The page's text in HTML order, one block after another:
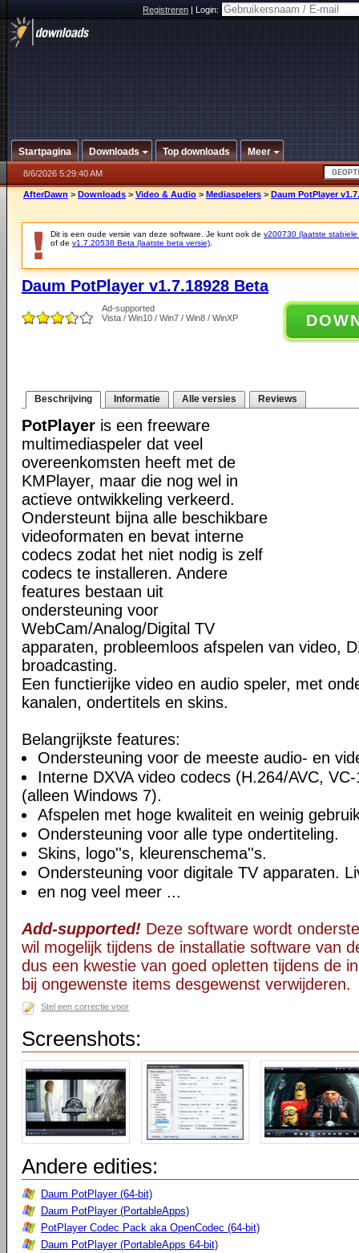
Registreren|Login:
Startpagina Downloads Top downloads Meer
8/6/2026 5:29:40 AM
AfterDawn > Downloads > Video & Audio > Mediaspelers > Daum PotPlayer
Dit is een oude versie van deze software. Je kunt ook de v200730 (laatste stabiele
of de v1.7.20538 Beta (laatste beta versie)
Daum PotPlayer v1.7.18928 Beta
Ad-supported
Vista / Win10 / Win7 / Win8 / WinXP
Beschrijving Informatie Alle versies Reviews
PotPlayer is een freeware
multimediaspeler dat veel
overeenkomsten heeft met de
KMPlayer, maar die nog wel in
actieve ontwikkeling verkeerd.
Ondersteunt bijna alle beschikbare
videoformaten en bevat interne
codecs zodat het niet nodig is zelf
codecs te installeren. Andere
features bestaan uit
ondersteuning voor
WebCam/Analog/Digital TV
apparaten, probleemloos afspelen van video,
broadcasting.
Een functierijke video en audio speler, met
kanalen, ondertitels en skins.
Belangrijkste features:
Ondersteuning voor de meeste audio- en
Interne DXVA video codecs (H.264/AVC,
(alleen Windows 7).
Afspelen met hoge kwaliteit en weinig
Ondersteuning voor alle type ondertiteling.
Skins, logo''s, kleurenschema''s.
Ondersteuning voor digitale TV apparaten.
en nog veel meer ...
Add-supported! Deze software wordt
wil mogelijk tijdens de installatie software van
dus een kwestie van goed opletten tijdens de
bij ongewenste items desgewenst verwijderen.
Stel een correctie voor
Screenshots:
Andere edities:
Daum PotPlayer (64-bit)
Daum PotPlayer (PortableApps)
PotPlayer Codec Pack aka OpenCodec (64-bit)
Daum PotPlayer (PortableApps 64-bit)